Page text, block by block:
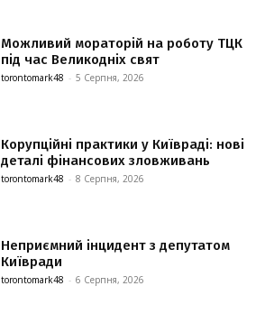
Можливий мораторій на роботу ТЦК
під час Великодніх свят
torontomark48 - 5 Серпня, 2026
Корупційні практики у Київраді: нові
деталі фінансових зловживань
torontomark48 - 8 Серпня, 2026
Неприємний інцидент з депутатом
Київради
torontomark48 - 6 Серпня, 2026